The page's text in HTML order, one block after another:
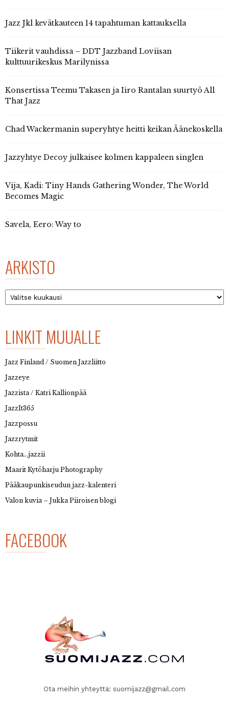
Jazz Jkl kevätkauteen 14 tapahtuman kattauksella
Tiikerit vauhdissa – DDT Jazzband Loviisan
kulttuurikeskus Marilynissa
Konsertissa Teemu Takasen ja Iiro Rantalan suurtyö All
That Jazz
Chad Wackermanin superyhtye heitti keikan Äänekoskella
Jazzyhtye Decoy julkaisee kolmen kappaleen singlen
Vija, Kadi: Tiny Hands Gathering Wonder, The World
Becomes Magic
Savela, Eero: Way to
ARKISTO
Arkisto
LINKIT MUUALLE
Jazz Finland / Suomen Jazzliitto
Jazzeye
Jazzista / Katri Kallionpää
JazzIt365
Jazzpossu
Jazzrytmit
Kohta…jazzii
Maarit Kytöharju Photography
Pääkaupunkiseudun jazz-kalenteri
Valon kuvia – Jukka Piiroisen blogi
FACEBOOK
Ota meihin yhteyttä: suomijazz@gmail.com